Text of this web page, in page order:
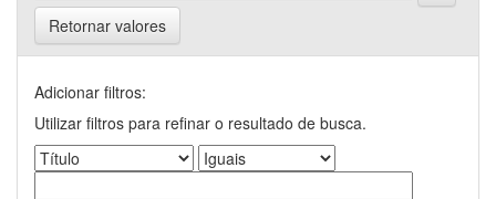
Retornar valores
Adicionar filtros:
Utilizar filtros para refinar o resultado de busca.